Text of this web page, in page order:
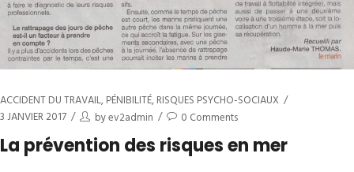
ACCIDENT DU TRAVAIL,PÉNIBILITÉ,RISQUES PSYCHO-SOCIAUX
3 JANVIER 2017
byev2admin 0 Comments
La prévention des risques en mer